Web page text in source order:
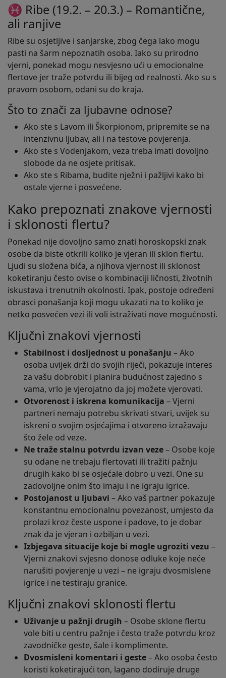
♓ Ribe (19.2. – 20.3.) – Romantične,
ali ranjive
Ribe su osjetljive i sanjarske, zbog čega lako mogu
pasti na šarm nepoznatih osoba. Iako su prirodno
vjerni, ponekad mogu nesvjesno ući u emocionalne
flertove jer traže potvrdu ili bijeg od realnosti. Ako su s
pravom osobom, odani su do kraja.
Što to znači za ljubavne odnose?
Ako ste s Lavom ili Škorpionom, pripremite se na
intenzivnu ljubav, ali i na testove povjerenja.
Ako ste s Vodenjakom, veza treba imati dovoljno
slobode da ne osjete pritisak.
Ako ste s Ribama, budite nježni i pažljivi kako bi
ostale vjerne i posvećene.
Kako prepoznati znakove vjernosti
i sklonosti flertu?
Ponekad nije dovoljno samo znati horoskopski znak
osobe da biste otkrili koliko je vjeran ili sklon flertu.
Ljudi su složena bića, a njihova vjernost ili sklonost
koketiranju često ovise o kombinaciji ličnosti, životnih
iskustava i trenutnih okolnosti. Ipak, postoje određeni
obrasci ponašanja koji mogu ukazati na to koliko je
netko posvećen vezi ili voli istraživati nove mogućnosti.
Ključni znakovi vjernosti
Stabilnost i dosljednost u ponašanju – Ako
osoba uvijek drži do svojih riječi, pokazuje interes
za vašu dobrobit i planira budućnost zajedno s
vama, vrlo je vjerojatno da joj možete vjerovati.
Otvorenost i iskrena komunikacija – Vjerni
partneri nemaju potrebu skrivati stvari, uvijek su
iskreni o svojim osjećajima i otvoreno izražavaju
što žele od veze.
Ne traže stalnu potvrdu izvan veze– Osobe koje
su odane ne trebaju flertovati ili tražiti pažnju
drugih kako bi se osjećale dobro u vezi. One su
zadovoljne onim što imaju i ne igraju igrice.
Postojanost u ljubavi – Ako vaš partner pokazuje
konstantnu emocionalnu povezanost, umjesto da
prolazi kroz česte uspone i padove, to je dobar
znak da je vjeran i ozbiljan u vezi.
Izbjegava situacije koje bi mogle ugroziti vezu –
Vjerni znakovi svjesno donose odluke koje neće
narušiti povjerenje u vezi – ne igraju dvosmislene
igrice i ne testiraju granice.
Ključni znakovi sklonosti flertu
Uživanje u pažnji drugih – Osobe sklone flertu
vole biti u centru pažnje i često traže potvrdu kroz
zavodničke geste, šale i komplimente.
Dvosmisleni komentari i geste– Ako osoba često
koristi koketirajući ton, lagano dodiruje druge